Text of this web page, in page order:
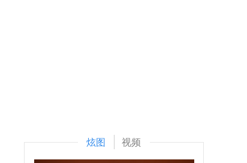
炫图 视频